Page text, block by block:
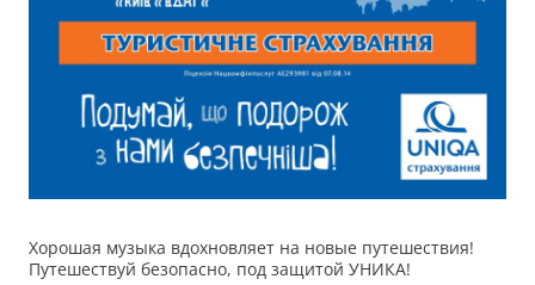
Хорошая музыка вдохновляет на новые путешествия!
Путешествуй безопасно, под защитой УНИКА!